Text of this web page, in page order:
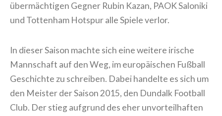
übermächtigen Gegner Rubin Kazan, PAOK Saloniki
und Tottenham Hotspur alle Spiele verlor.
In dieser Saison machte sich eine weitere irische
Mannschaft auf den Weg, im europäischen Fußball
Geschichte zu schreiben. Dabei handelte es sich um
den Meister der Saison 2015, den Dundalk Football
Club. Der stieg aufgrund des eher unvorteilhaften